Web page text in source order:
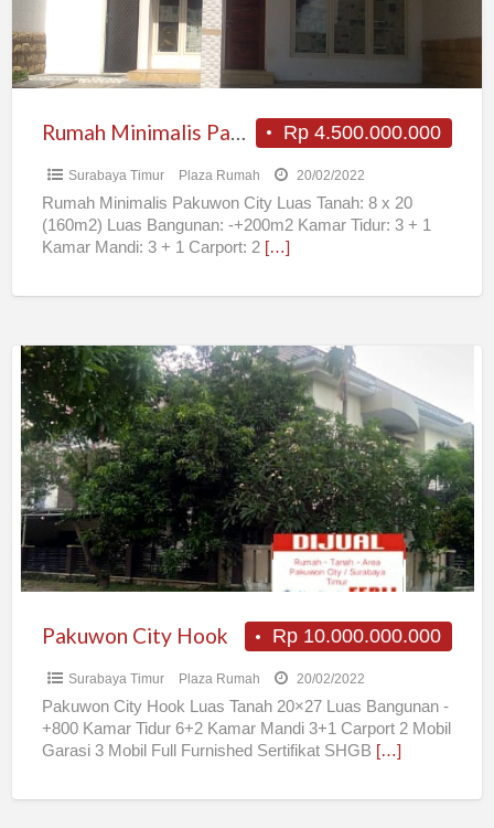
Rp 4.500.000.000
Rumah Minimalis Pakuwon City
Surabaya Timur Plaza Rumah 20/02/2022
Rumah Minimalis Pakuwon City Luas Tanah: 8 x 20
(160m2) Luas Bangunan: -+200m2 Kamar Tidur: 3 + 1
Kamar Mandi: 3 + 1 Carport: 2 […]
Pakuwon
City
Hook
Rp 10.000.000.000
Pakuwon City Hook
Surabaya Timur Plaza Rumah 20/02/2022
Pakuwon City Hook Luas Tanah 20×27 Luas Bangunan -
+800 Kamar Tidur 6+2 Kamar Mandi 3+1 Carport 2 Mobil
Garasi 3 Mobil Full Furnished Sertifikat SHGB […]